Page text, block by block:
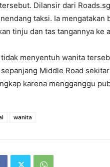
Dilansir dari
taksi. Ia
tinju dan tas tangannya ke
menyentuh wanita
Middle Road
karena mengganggu
wanita